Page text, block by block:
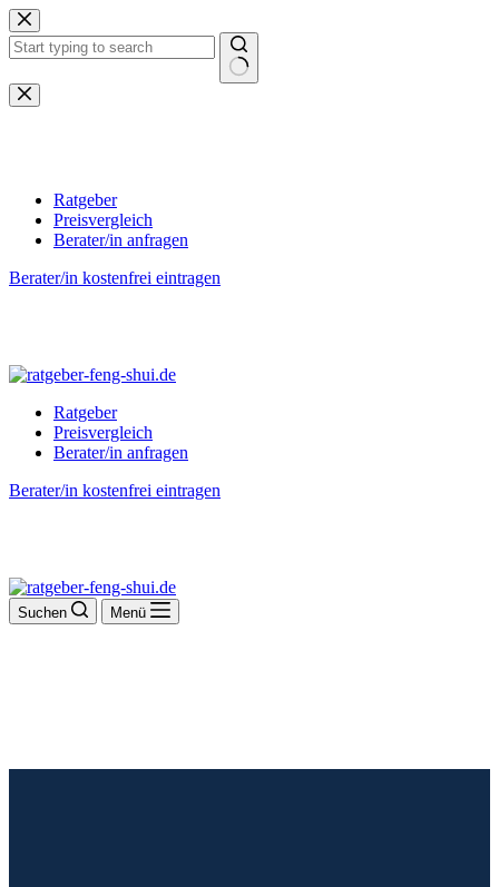
Zum
Inhalt
springen
Keine
Ergebnisse
Ratgeber
Preisvergleich
Berater/in anfragen
Berater/in kostenfrei eintragen
Ratgeber
Preisvergleich
Berater/in anfragen
Berater/in kostenfrei eintragen
Suchen Menü